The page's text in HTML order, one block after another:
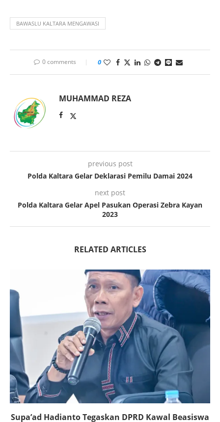
BAWASLU KALTARA MENGAWASI
0 comments 0
MUHAMMAD REZA
previous post
Polda Kaltara Gelar Deklarasi Pemilu Damai 2024
next post
Polda Kaltara Gelar Apel Pasukan Operasi Zebra Kayan
2023
RELATED ARTICLES
Supa’ad Hadianto Tegaskan DPRD Kawal Beasiswa